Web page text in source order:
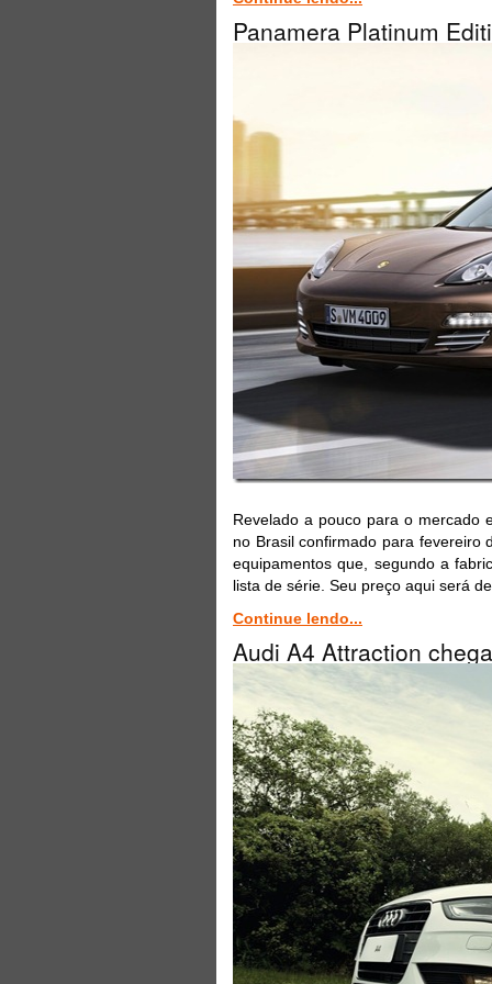
Panamera Platinum
Revelado a pouco para o mercado
no Brasil confirmado para fevereiro
equipamentos que, segundo a
lista de série. Seu preço aqui será
Continue lendo...
Audi A4 Attraction